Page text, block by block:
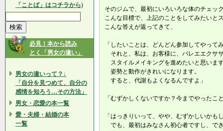
「ことば」はコチラから)
必見！本から読み
とく「男女の違い」
男女の違いって？↓
「自分を見つめて、自分の
感情を知ろう…その方法」
男女・恋愛の本一覧
愛・夫婦・結婚の本
一覧
そのジムで、最初にいろいろな体のチェッ
こんな目標で、上記のことをしてみたいと
こんな答えが返ってきて、
「したいことは、どんどん参加してやって
それと、私は、お客様に、バレエエクサ
スタイルメイキングを進めたいと思いま
姿勢と動作がきれいになります。
すると、代謝もよくなるんですよ」
「むずかしくないですか？今までやったこ
「はっきりいって、やや、むずかしいかも
でも、最初はみなさん初心者ですし、で